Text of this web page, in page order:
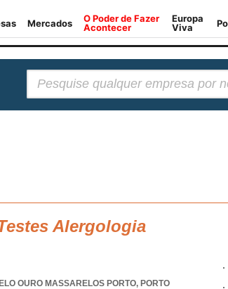
Alergologia
OURO MASSARELOS PORTO, PORTO